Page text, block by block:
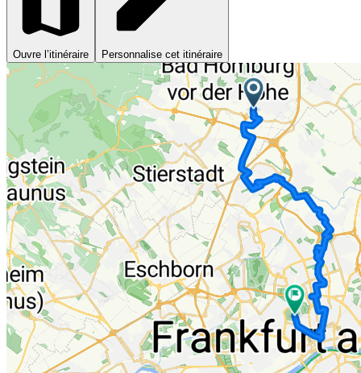
Ouvre l’itinéraire Personnalise cet itinéraire